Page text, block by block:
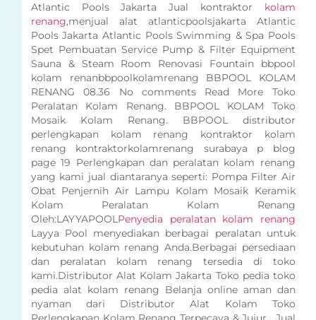
Atlantic Pools Jakarta Jual kontraktor kolam
renang,menjual alat atlanticpoolsjakarta Atlantic
Pools Jakarta Atlantic Pools Swimming & Spa Pools
Spet Pembuatan Service Pump & Filter Equipment
Sauna & Steam Room Renovasi Fountain bbpool
kolam renanbbpoolkolamrenang BBPOOL KOLAM
RENANG 08.36 No comments Read More Toko
Peralatan Kolam Renang. BBPOOL KOLAM Toko
Mosaik Kolam Renang. BBPOOL distributor
perlengkapan kolam renang kontraktor kolam
renang kontraktorkolamrenang surabaya p blog
page 19 Perlengkapan dan peralatan kolam renang
yang kami jual diantaranya seperti: Pompa Filter Air
Obat Penjernih Air Lampu Kolam Mosaik Keramik
Kolam Peralatan Kolam Renang
Oleh:LAYYAPOOLPenyedia peralatan kolam renang
Layya Pool menyediakan berbagai peralatan untuk
kebutuhan kolam renang Anda.Berbagai persediaan
dan peralatan kolam renang tersedia di toko
kami.Distributor Alat Kolam Jakarta Toko pedia toko
pedia alat kolam renang Belanja online aman dan
nyaman dari Distributor Alat Kolam Toko